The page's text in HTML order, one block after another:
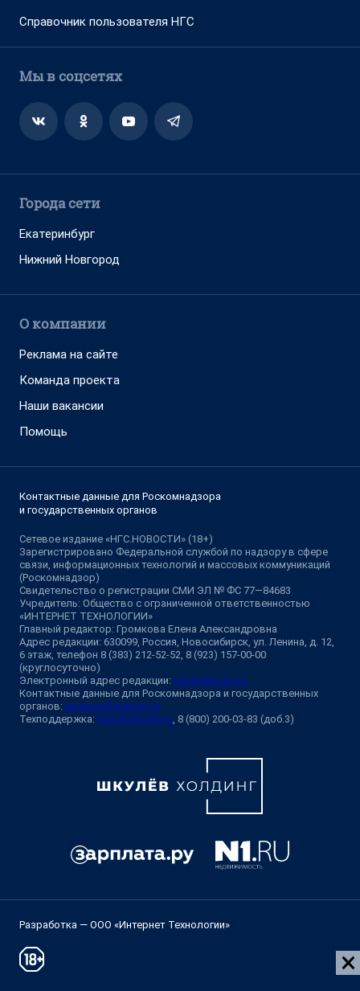
Справочник пользователя НГС
Мы в соцсетях
Города сети
Екатеринбург
Нижний Новгород
О компании
Реклама на сайте
Команда проекта
Наши вакансии
Помощь
Контактные данные для Роскомнадзора
и государственных органов
Сетевое издание «НГС.НОВОСТИ» (18+)
Зарегистрировано Федеральной службой по надзору в сфере
связи, информационных технологий и массовых коммуникаций
(Роскомнадзор)
Свидетельство о регистрации СМИ ЭЛ № ФС 77—84683
Учредитель: Общество с ограниченной ответственностью
«ИНТЕРНЕТ ТЕХНОЛОГИИ»
Главный редактор: Громкова Елена Александровна
Адрес редакции: 630099, Россия, Новосибирск, ул. Ленина, д. 12,
6 этаж, телефон 8 (383) 212-52-52, 8 (923) 157-00-00
(круглосуточно)
Электронный адрес редакции: ngs@shkulev.ru
Контактные данные для Роскомнадзора и государственных
органов: juristnsk@shkulev.ru
Техподдержка: help@shkulev.ru , 8 (800) 200-03-83 (доб.3)
Разработка — ООО «Интернет Технологии»